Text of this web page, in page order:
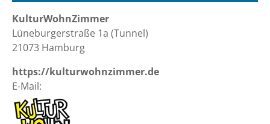
KulturWohnZimmer
Lüneburgerstraße 1a (Tunnel)
21073 Hamburg
https://kulturwohnzimmer.de
E-Mail: